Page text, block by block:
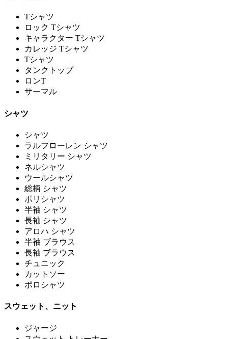
Tシャツ
ロック Tシャツ
キャラクター Tシャツ
カレッジ Tシャツ
Tシャツ
タンクトップ
ロンT
サーマル
シャツ
シャツ
ラルフローレン シャツ
ミリタリー シャツ
ネルシャツ
ウールシャツ
総柄 シャツ
ポリシャツ
半袖 シャツ
長袖 シャツ
アロハ シャツ
半袖 ブラウス
長袖 ブラウス
チュニック
カットソー
ポロシャツ
スウェット、ニット
ジャージ